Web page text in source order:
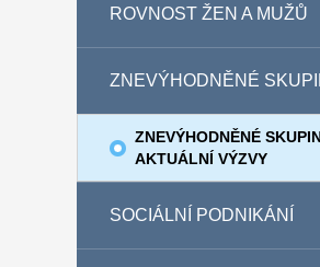
ROVNOST ŽEN A MUŽŮ
ZNEVÝHODNĚNÉ
ZNEVÝHODNĚNÉ
AKTUÁLNÍ VÝZVY
SOCIÁLNÍ PODNIKÁNÍ